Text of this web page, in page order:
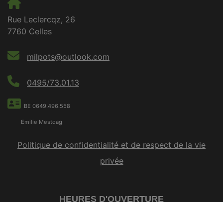
Rue Leclercqz, 26
7760 Celles
milpots@outlook.com
0495/73.01.13
BE 0649.496.558
Emilie Mestdag
Politique de confidentialité et de respect de la vie
privée
HEURES D'OUVERTURE